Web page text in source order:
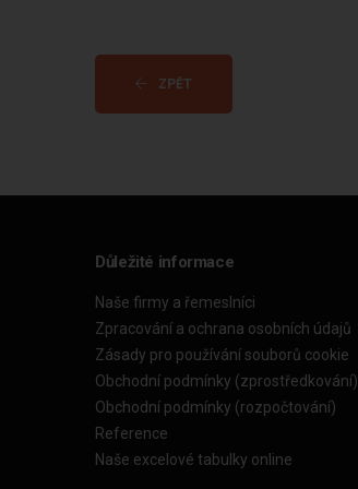
ZPĚT
Důležité informace
Naše firmy a řemeslníci
Zpracování a ochrana osobních údajů
Zásady pro používání souborů cookie
Obchodní podmínky (zprostředkování)
Obchodní podmínky (rozpočtování)
Reference
Naše excelové tabulky online